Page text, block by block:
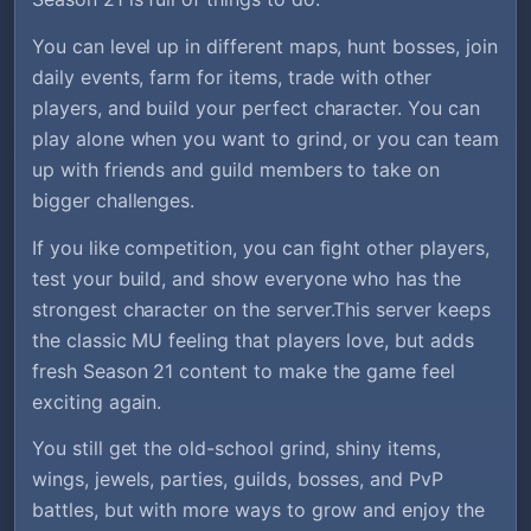
You can level up in different maps, hunt bosses, join
daily events, farm for items, trade with other
players, and build your perfect character. You can
play alone when you want to grind, or you can team
up with friends and guild members to take on
bigger challenges.
If you like competition, you can fight other players,
test your build, and show everyone who has the
strongest character on the server.This server keeps
the classic MU feeling that players love, but adds
fresh Season 21 content to make the game feel
exciting again.
You still get the old-school grind, shiny items,
wings, jewels, parties, guilds, bosses, and PvP
battles, but with more ways to grow and enjoy the